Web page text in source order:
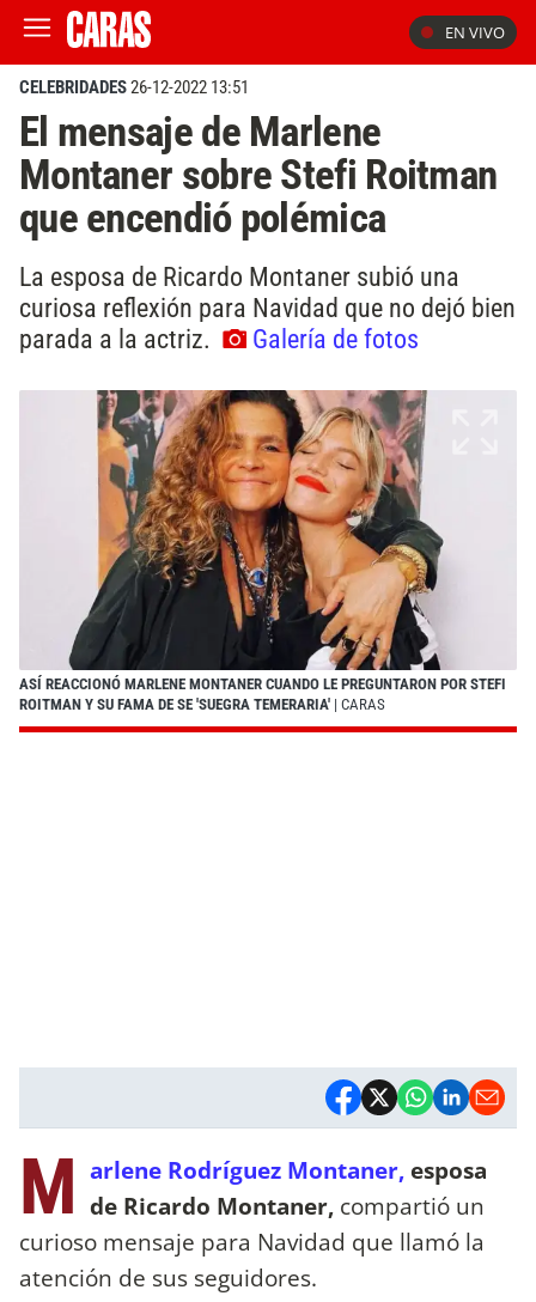
EN VIVO
CELEBRIDADES26-12-2022 13:51
El mensaje de Marlene
Montaner sobre Stefi Roitman
que encendió polémica
La esposa de Ricardo Montaner subió una
curiosa reflexión para Navidad que no dejó bien
parada a la actriz.
Galería de fotos
ASÍ REACCIONÓ MARLENE MONTANER CUANDO LE PREGUNTARON POR STEFI
ROITMAN Y SU FAMA DE SE 'SUEGRA TEMERARIA' | CARAS
M arlene Rodríguez Montaner, esposa
de Ricardo Montaner, compartió un
curioso mensaje para Navidad que llamó la
atención de sus seguidores.